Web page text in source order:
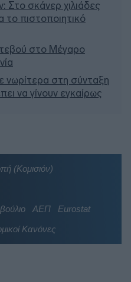
Στο σκάνερ χιλιάδες
το πιστοποιητικό
στο Μέγαρο
νωρίτερα στη σύνταξη
να γίνουν εγκαίρως
(Κομισιόν)
ΑΕΠ
Eurostat
Κανόνες